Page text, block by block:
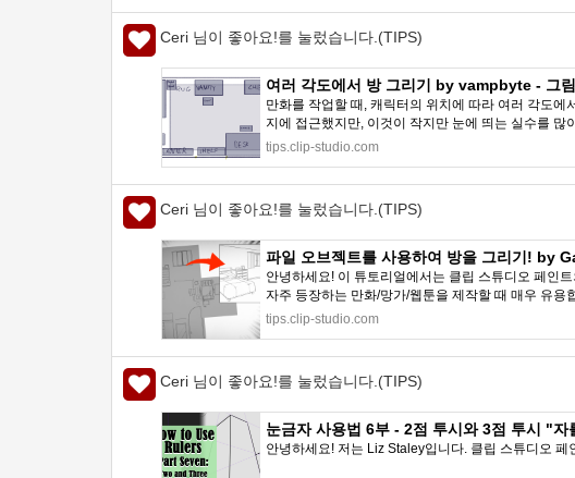
Ceri 님이 좋아요!를 눌렀습니다.(TIPS)
여러 각도에서 방 그리기 by vampbyte - 그
만화를 작업할 때, 캐릭터의 위치에 따라 여러 각도에
지에 접근했지만, 이것이 작지만 눈에 띄는 실수를 많
tips.clip-studio.com
Ceri 님이 좋아요!를 눌렀습니다.(TIPS)
파일 오브젝트를 사용하여 방을 그리기! by
안녕하세요! 이 튜토리얼에서는 클립 스튜디오 페인
자주 등장하는 만화/망가/웹툰을 제작할 때 매우 유용
tips.clip-studio.com
Ceri 님이 좋아요!를 눌렀습니다.(TIPS)
눈금자 사용법 6부 - 2점 투시와 3점 투시 "
안녕하세요! 저는 Liz Staley입니다. 클립 스튜디오